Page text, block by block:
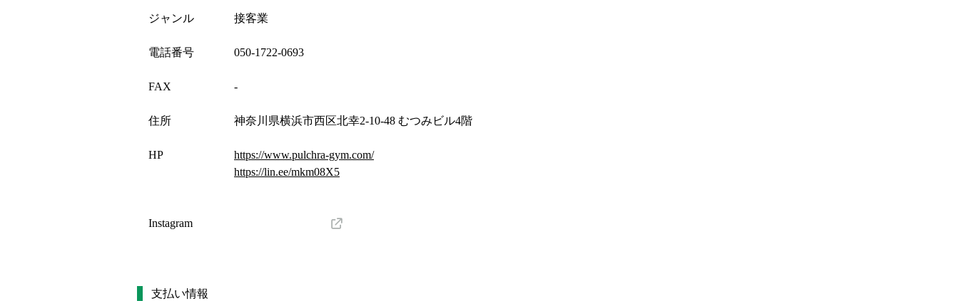
ジャンル 接客業
電話番号 050-1722-0693
FAX -
住所 神奈川県横浜市西区北幸2-10-48 むつみビル4階
HP
https://www.pulchra-gym.com/
https://lin.ee/mkm08X5
Instagram
支払い情報